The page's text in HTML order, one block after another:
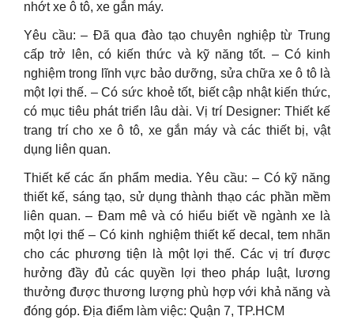
nhớt xe ô tô, xe gắn máy.
Yêu cầu: – Đã qua đào tạo chuyên nghiệp từ Trung
cấp trở lên, có kiến thức và kỹ năng tốt. – Có kinh
nghiệm trong lĩnh vực bảo dưỡng, sửa chữa xe ô tô là
một lợi thế. – Có sức khoẻ tốt, biết cập nhật kiến thức,
có mục tiêu phát triển lâu dài. Vị trí Designer: Thiết kế
trang trí cho xe ô tô, xe gắn máy và các thiết bị, vật
dụng liên quan.
Thiết kế các ấn phẩm media. Yêu cầu: – Có kỹ năng
thiết kế, sáng tạo, sử dụng thành thạo các phần mềm
liên quan. – Đam mê và có hiểu biết về ngành xe là
một lợi thế – Có kinh nghiệm thiết kế decal, tem nhãn
cho các phương tiện là một lợi thế. Các vị trí được
hưởng đầy đủ các quyền lợi theo pháp luật, lương
thưởng được thương lượng phù hợp với khả năng và
đóng góp. Địa điểm làm việc: Quận 7, TP.HCM